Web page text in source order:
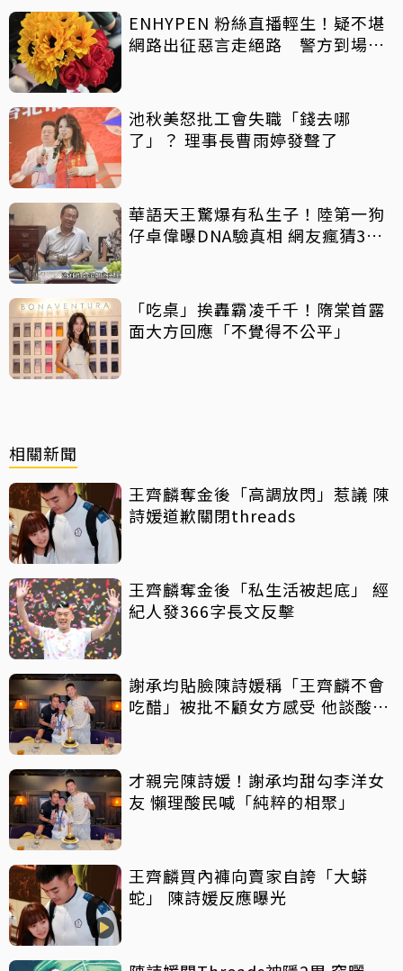
ENHYPEN 粉絲直播輕生！疑不堪
網路出征惡言走絕路 警方到場已
池秋美怒批工會失職「錢去哪
了」？ 理事長曹雨婷發聲了
華語天王驚爆有私生子！陸第一狗
仔卓偉曝DNA驗真相 網友瘋猜3字
「吃桌」挨轟霸凌千千！隋棠首露
面大方回應「不覺得不公平」
相關新聞
王齊麟奪金後「高調放閃」惹議 陳
詩媛道歉關閉threads
王齊麟奪金後「私生活被起底」 經
紀人發366字長文反擊
謝承均貼臉陳詩媛稱「王齊麟不會
吃醋」被批不顧女方感受 他談酸言
才親完陳詩媛！謝承均甜勾李洋女
友 懶理酸民喊「純粹的相聚」
王齊麟買內褲向賣家自誇「大蟒
蛇」 陳詩媛反應曝光